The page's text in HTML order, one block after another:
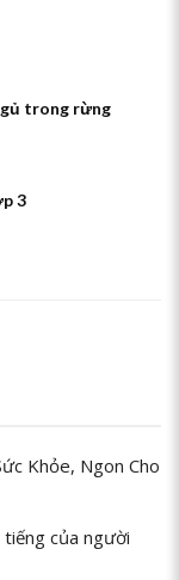
trong rừng
3
Khỏe, Ngon Cho
của người